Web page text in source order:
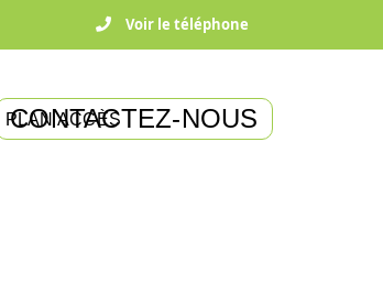
Voir le téléphone
PLAN ACCÈS
CONTACTEZ-NOUS